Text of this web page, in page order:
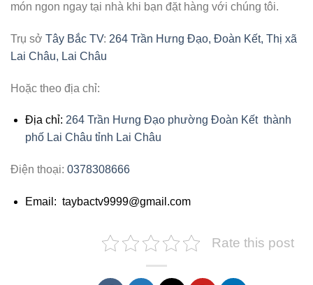
món ngon ngay tại nhà khi bạn đặt hàng với chúng tôi.
Trụ sở Tây Bắc TV: 264 Trần Hưng Đạo, Đoàn Kết, Thị xã
Lai Châu, Lai Châu
Hoặc theo địa chỉ:
Địa chỉ: 264 Trần Hưng Đạo phường Đoàn Kết thành
phố Lai Châu tỉnh Lai Châu
Điện thoại: 0378308666
Email: taybactv9999@gmail.com
Rate this post